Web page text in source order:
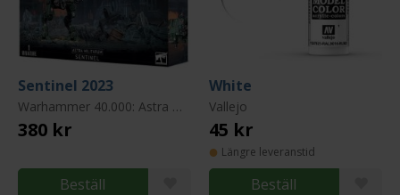
Sentinel 2023
Warhammer 40.000: Astra Militarum (Imperial Guard)
380 kr
Beställ
White
Vallejo
45 kr
Längre leveranstid
Beställ